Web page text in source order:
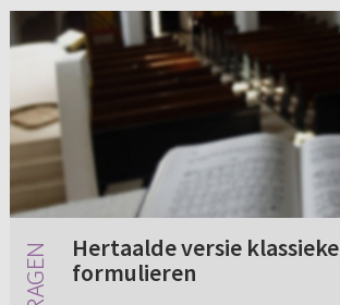
Hertaalde versie klassieke
formulieren